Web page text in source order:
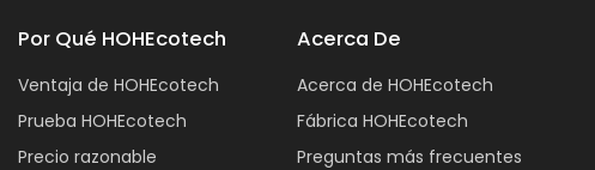
Por Qué HOHEcotech
Ventaja de HOHEcotech
Prueba HOHEcotech
Precio razonable
Acerca De
Acerca de HOHEcotech
Fábrica HOHEcotech
Preguntas más frecuentes